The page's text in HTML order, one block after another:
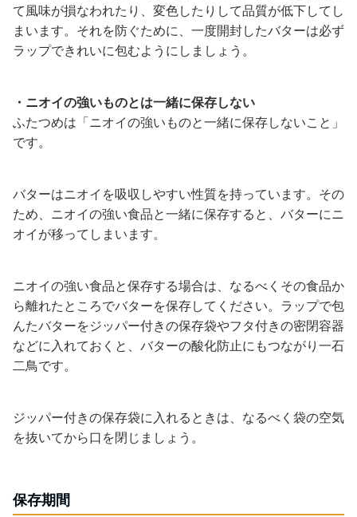
て風味が損なわれたり、変色したりして品質が低下してし
まいます。それを防ぐために、一度開封したバターは必ず
ラップできれいに包むようにしましょう。
・ニオイの強いものとは一緒に保存しない
ふたつめは「ニオイの強いものと一緒に保存しないこと」
です。
バターはニオイを吸収しやすい性質を持っています。その
ため、ニオイの強い食品と一緒に保存すると、バターにニ
オイが移ってしまいます。
ニオイの強い食品と保存する場合は、なるべくその食品か
ら離れたところでバターを保存してください。ラップで包
んたバターをジッパー付きの保存袋やフタ付きの密閉容器
などに入れておくと、バターの酸化防止にもつながり一石
二鳥です。
ジッパー付きの保存袋に入れるときは、なるべく袋の空気
を抜いてから口を閉じましょう。
保存期間